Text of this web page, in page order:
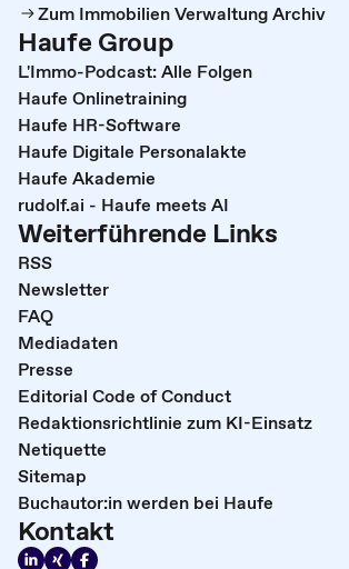
Zum Immobilien Verwaltung Archiv
Haufe Group
L'Immo-Podcast: Alle Folgen
Haufe Onlinetraining
Haufe HR-Software
Haufe Digitale Personalakte
Haufe Akademie
rudolf.ai - Haufe meets AI
Weiterführende Links
RSS
Newsletter
FAQ
Mediadaten
Presse
Editorial Code of Conduct
Redaktionsrichtlinie zum KI-Einsatz
Netiquette
Sitemap
Buchautor:in werden bei Haufe
Kontakt